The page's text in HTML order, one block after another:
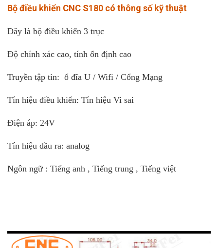
Bộ điều khiển CNC S180 có thông số kỹ thuật
Đây là bộ điều khiển 3 trục
Độ chính xác cao, tính ổn định cao
Truyền tập tin: ổ đĩa U / Wifi / Cổng Mạng
Tín hiệu điều khiển: Tín hiệu Vi sai
Điện áp: 24V
Tín hiệu đầu ra: analog
Ngôn ngữ : Tiếng anh , Tiếng trung , Tiếng việt